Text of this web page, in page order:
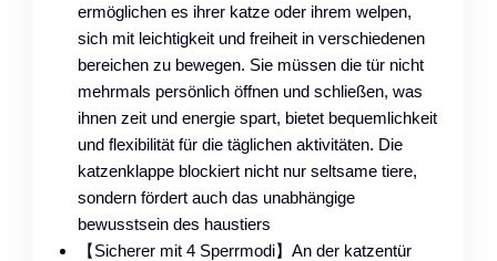
ermöglichen es ihrer katze oder ihrem welpen,
sich mit leichtigkeit und freiheit in verschiedenen
bereichen zu bewegen. Sie müssen die tür nicht
mehrmals persönlich öffnen und schließen, was
ihnen zeit und energie spart, bietet bequemlichkeit
und flexibilität für die täglichen aktivitäten. Die
katzenklappe blockiert nicht nur seltsame tiere,
sondern fördert auch das unabhängige
bewusstsein des haustiers
【Sicherer mit 4 Sperrmodi】An der katzentür